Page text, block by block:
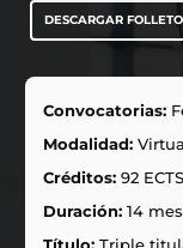
Financiación
de Extensión
DESCARGAR FOLLETO
Convocatorias:
Modalidad:
Créditos:92 ECTS
Duración:14